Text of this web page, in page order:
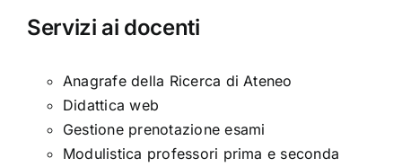
Servizi ai docenti
Anagrafe della Ricerca di Ateneo
Didattica web
Gestione prenotazione esami
Modulistica professori prima e seconda